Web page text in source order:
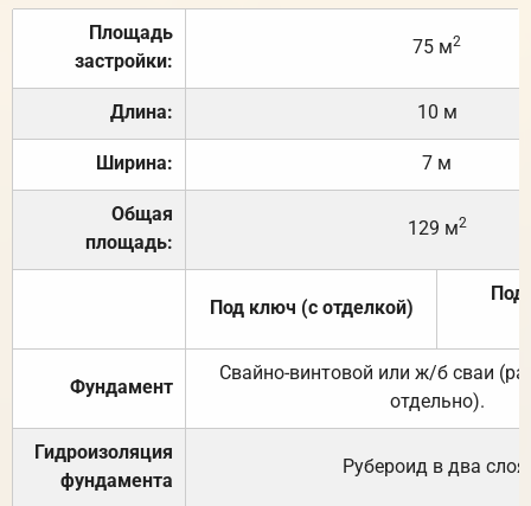
Площадь
застройки:
75 м2
Длина: 10 м
Ширина: 7 м
Общая
площадь:
129 м2
Под ключ (с отделкой)
Под
Фундамент
Свайно-винтовой или ж/б сваи
отдельно).
Гидроизоляция
фундамента
Рубероид в два слоя.